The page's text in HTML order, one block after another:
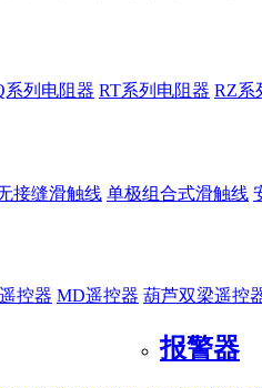
系列电阻器 RT系列电阻器 RZ系
接缝滑触线 单极组合式滑触线
控器 MD遥控器 葫芦双梁遥控
报警器